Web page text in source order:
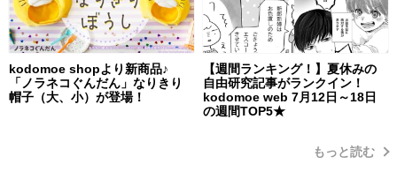
kodomoe shopより新商品♪
「ノラネコぐんだん」なりきり
帽子（大、小）が登場！
【週間ランキング！】夏休みの
自由研究記事がランクイン！
kodomoe web 7月12日～18日
の週間TOP5★
もっと読む